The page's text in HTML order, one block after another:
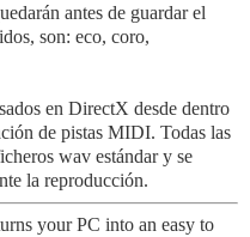
antes de guardar el
son: eco, coro,
en DirectX desde dentro
de pistas MIDI. Todas las
wav estándar y se
la reproducción.
your PC into an easy to